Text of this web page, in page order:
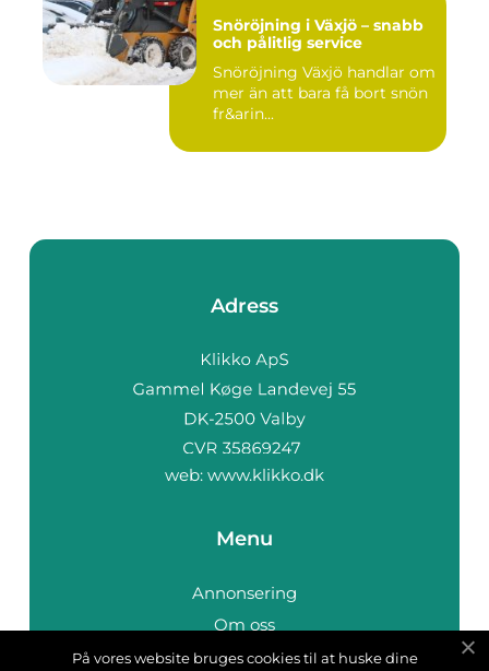
Snöröjning i Växjö – snabb
och pålitlig service
Snöröjning Växjö handlar om
mer än att bara få bort snön
fr&arin...
Adress
web: www.klikko.dk
Menu
Annonsering
Om oss
Cookies
På vores website bruges cookies til at huske dine